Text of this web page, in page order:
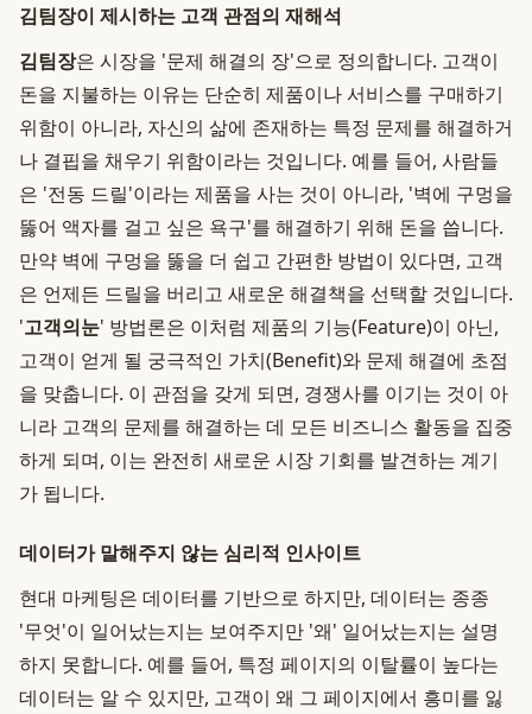
김팀장이 제시하는 고객 관점의 재해석
김팀장은 시장을 '문제 해결의 장'으로 정의합니다. 고객이
돈을 지불하는 이유는 단순히 제품이나 서비스를 구매하기
위함이 아니라, 자신의 삶에 존재하는 특정 문제를 해결하거
나 결핍을 채우기 위함이라는 것입니다. 예를 들어, 사람들
은 '전동 드릴'이라는 제품을 사는 것이 아니라, '벽에 구멍을
뚫어 액자를 걸고 싶은 욕구'를 해결하기 위해 돈을 씁니다.
만약 벽에 구멍을 뚫을 더 쉽고 간편한 방법이 있다면, 고객
은 언제든 드릴을 버리고 새로운 해결책을 선택할 것입니다.
'고객의눈' 방법론은 이처럼 제품의 기능(Feature)이 아닌,
고객이 얻게 될 궁극적인 가치(Benefit)와 문제 해결에 초점
을 맞춥니다. 이 관점을 갖게 되면, 경쟁사를 이기는 것이 아
니라 고객의 문제를 해결하는 데 모든 비즈니스 활동을 집중
하게 되며, 이는 완전히 새로운 시장 기회를 발견하는 계기
가 됩니다.
데이터가 말해주지 않는 심리적 인사이트
현대 마케팅은 데이터를 기반으로 하지만, 데이터는 종종
'무엇'이 일어났는지는 보여주지만 '왜' 일어났는지는 설명
하지 못합니다. 예를 들어, 특정 페이지의 이탈률이 높다는
데이터는 알 수 있지만, 고객이 왜 그 페이지에서 흥미를 잃